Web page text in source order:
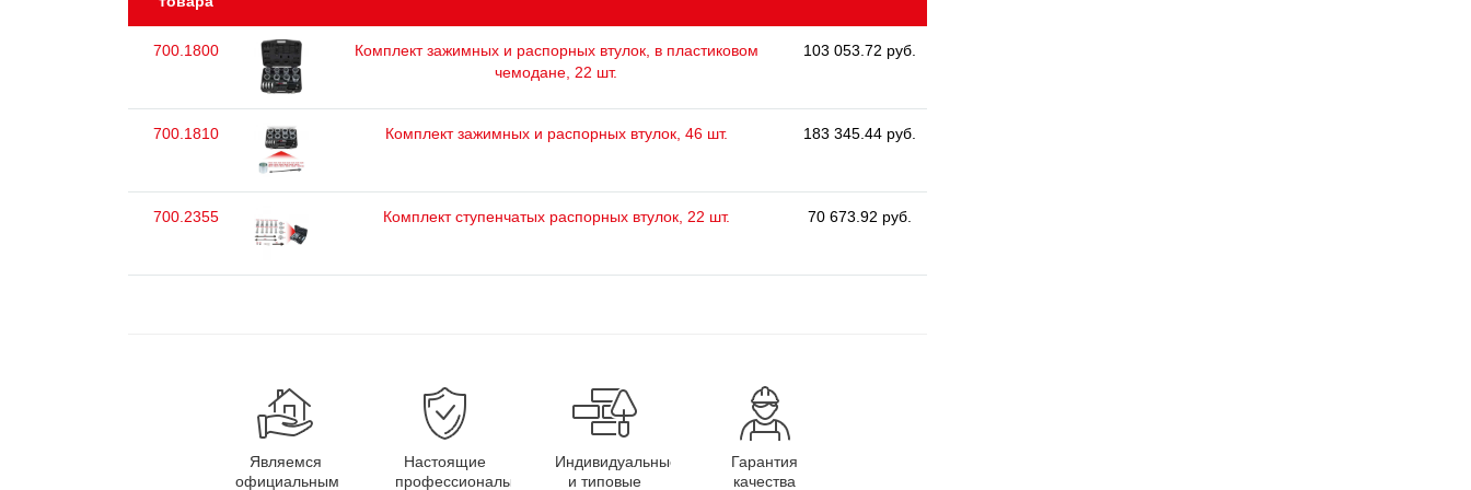
700.1800
Комплект зажимных и распорных втулок, в пластиковом
чемодане, 22 шт.
103 053.72 руб.
700.1810 Комплект зажимных и распорных втулок, 46 шт. 183 345.44 руб.
700.2355 Комплект ступенчатых распорных втулок, 22 шт. 70 673.92 руб.
Являемся
официальным
Настоящие
профессионалы
Индивидуальные
и типовые
Гарантия
качества